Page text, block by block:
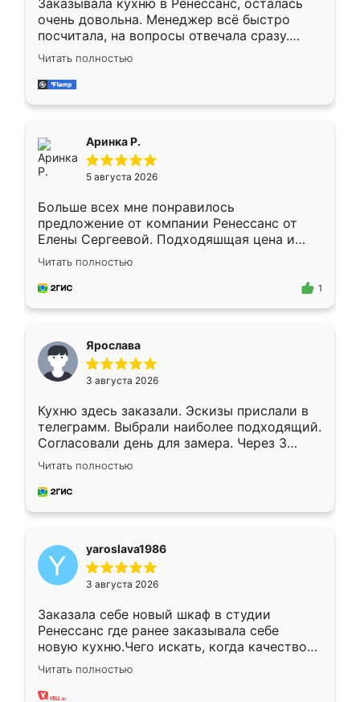
Заказывала кухню в Ренессанс, осталась
очень довольна. Менеджер всё быстро
посчитала, на вопросы отвечала сразу.
Замерщик приехал в субботу, подошёл к
делу со всей ответственностью. Собрали
за день, ребята работали аккуратно, даже
Читать полностью
Аринка Р.
5 августа 2026
Больше всех мне понравилось
предложение от компании Ренессанс от
Елены Сергеевой. Подходяшщая цена и
короткие сроки изготовления. Приехавший
для замера сотрудник Владислав
предложил по моему эскизу самый
Читать полностью
1
Ярослава
3 августа 2026
Кухню здесь заказали. Эскизы прислали в
телеграмм. Выбрали наиболее подходящий.
Согласовали день для замера. Через 3
недели кухня была уже готова. Остались
довольны работой. Спасибо Ренессанс
мебель за качественную работу!
Читать полностью
yaroslava1986
3 августа 2026
Заказала себе новый шкаф в студии
Ренессанс где ранее заказывала себе
новую кухню.Чего искать, когда качеством
вполне довольна. Служит кухня уже почти
два года, нареканий нет.
Читать полностью